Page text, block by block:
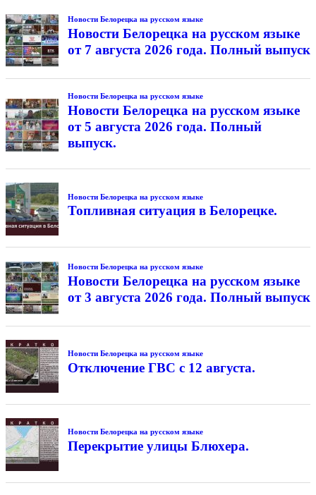
Новости Белорецка на русском языке
Новости Белорецка на русском языке
от 7 августа 2026 года. Полный выпуск
Новости Белорецка на русском языке
Новости Белорецка на русском языке
от 5 августа 2026 года. Полный
выпуск.
Новости Белорецка на русском языке
Топливная ситуация в Белорецке.
Новости Белорецка на русском языке
Новости Белорецка на русском языке
от 3 августа 2026 года. Полный выпуск
Новости Белорецка на русском языке
Отключение ГВС с 12 августа.
Новости Белорецка на русском языке
Перекрытие улицы Блюхера.